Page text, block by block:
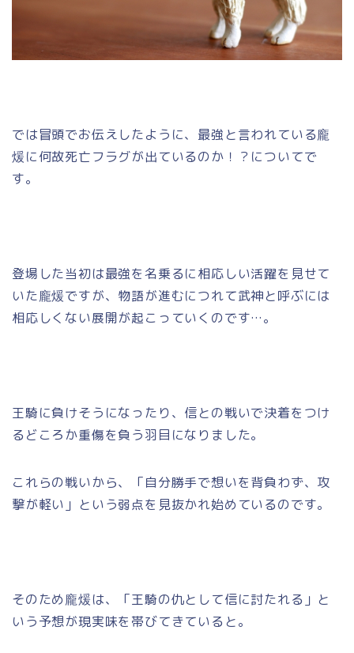
では冒頭でお伝えしたように、最強と言われている龐
煖に何故死亡フラグが出ているのか！？についてで
す。
登場した当初は最強を名乗るに相応しい活躍を見せて
いた龐煖ですが、物語が進むにつれて武神と呼ぶには
相応しくない展開が起こっていくのです…。
王騎に負けそうになったり、信との戦いで決着をつけ
るどころか重傷を負う羽目になりました。
これらの戦いから、「自分勝手で想いを背負わず、攻
撃が軽い」という弱点を見抜かれ始めているのです。
そのため龐煖は、「王騎の仇として信に討たれる」と
いう予想が現実味を帯びてきていると。